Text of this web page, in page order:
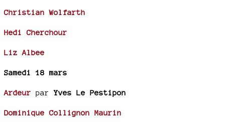
Christian Wolfarth
Hedi Cherchour
Liz Albee
Samedi 18 mars
Ardeur parYves Le Pestipon
Dominique Collignon Maurin